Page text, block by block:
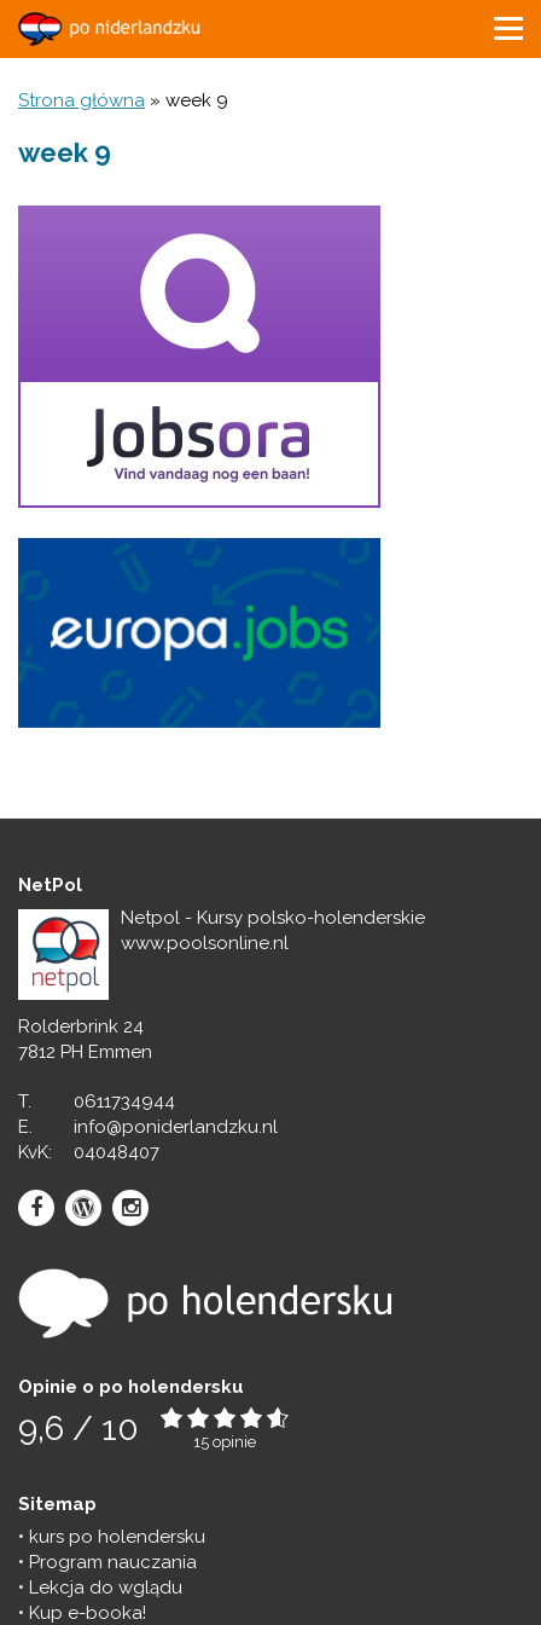
Strona główna » week 9
week 9
NetPol
Netpol - Kursy polsko-holenderskie
www.poolsonline.nl
Rolderbrink 24
7812 PH Emmen
T.
0611734944
E.
info@poniderlandzku.nl
KvK:
04048407
Opinie o po holendersku
9,6 / 10 15 opinie
Sitemap
kurs po holendersku
Program nauczania
Lekcja do wglądu
Kup e-booka!